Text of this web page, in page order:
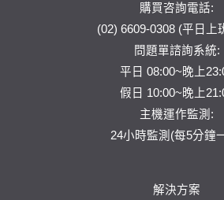
購買咨詢電話:
(02) 6609-0308 (平日上
問題單諮詢系統:
平日 08:00~晚上
假日 10:00~晚上
主機運作監測:
24小時監測(每5分鐘
解決方案